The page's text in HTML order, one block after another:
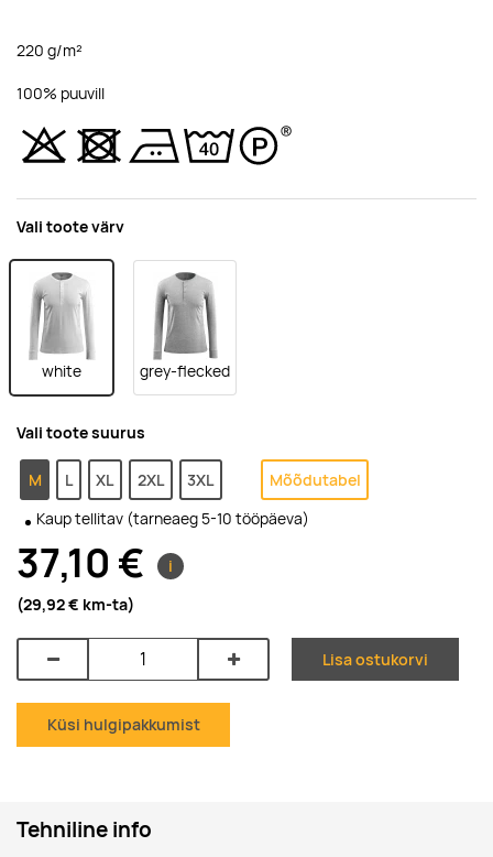
220 g/m²
100% puuvill
Vali toote värv
white grey-flecked
Vali toote suurus
M L XL 2XL 3XL Mõõdutabel
Kaup tellitav (tarneaeg 5-10 tööpäeva)
37,10 €
i
(29,92 € km-ta)
Lisa ostukorvi
Küsi hulgipakkumist
Tehniline info